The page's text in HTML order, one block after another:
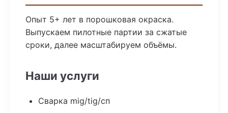
Опыт 5+ лет в порошковая окраска.
Выпускаем пилотные партии за сжатые
сроки, далее масштабируем объёмы.
Наши услуги
Сварка mig/tig/сп